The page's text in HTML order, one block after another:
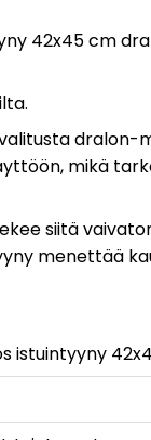
42x45 cm
mikä
siitä
menettää
istuintyyny